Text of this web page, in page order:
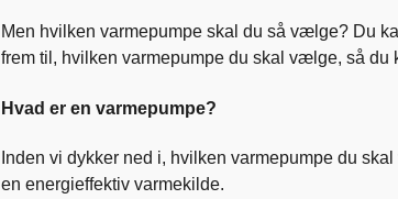
Men hvilken varmepumpe skal du så vælge? Du
frem til, hvilken varmepumpe du skal vælge, så du
Hvad er en varmepumpe?
Inden vi dykker ned i, hvilken varmepumpe du
en energieffektiv varmekilde.